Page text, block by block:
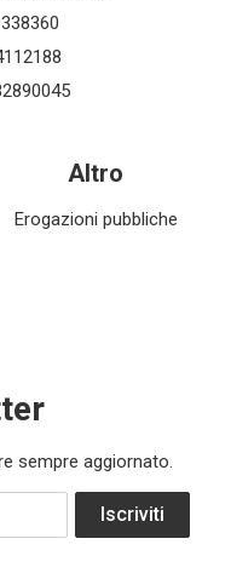
Altro
Erogazioni pubbliche
sempre aggiornato.
Iscriviti